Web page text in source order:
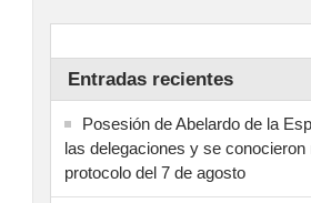
Entradas recientes
Posesión de Abelardo de la
las delegaciones y se conocieron
protocolo del 7 de agosto